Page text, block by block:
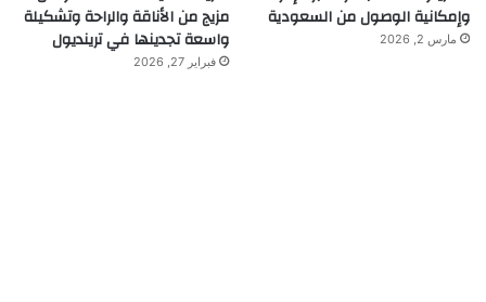
وإمكانية الوصول من السعودية
مارس 2, 2026
مزيج من الأناقة والراحة وتشكيلة
واسعة تجدينها في ترينديول
فبراير 27, 2026